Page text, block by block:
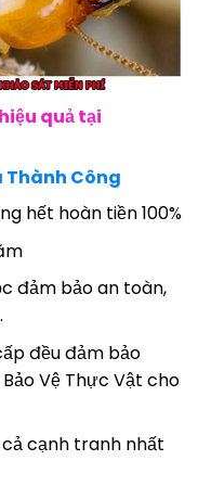
quả tại
Thành Công
hết hoàn tiền 100%
đảm bảo an toàn,
đều đảm bảo
Vệ Thực Vật cho
cạnh tranh nhất